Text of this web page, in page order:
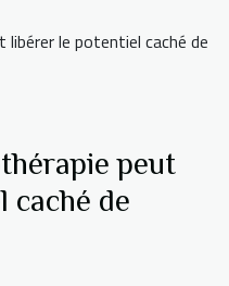
le potentiel caché de
peut
caché de